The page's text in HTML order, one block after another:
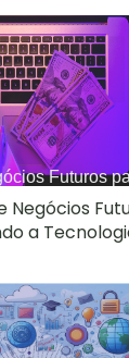
Negócios
a